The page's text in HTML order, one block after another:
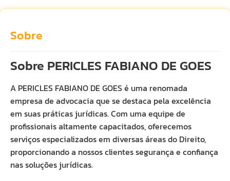
Sobre
Sobre PERICLES FABIANO DE GOES
A PERICLES FABIANO DE GOES é uma renomada
empresa de advocacia que se destaca pela excelência
em suas práticas jurídicas. Com uma equipe de
profissionais altamente capacitados, oferecemos
serviços especializados em diversas áreas do Direito,
proporcionando a nossos clientes segurança e confiança
nas soluções jurídicas.